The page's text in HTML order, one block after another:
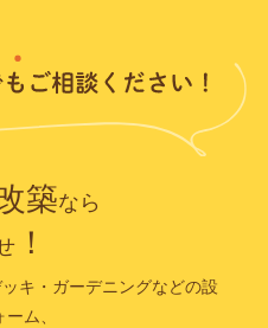
築なら
！
キ・ガーデニングなどの設
ム、